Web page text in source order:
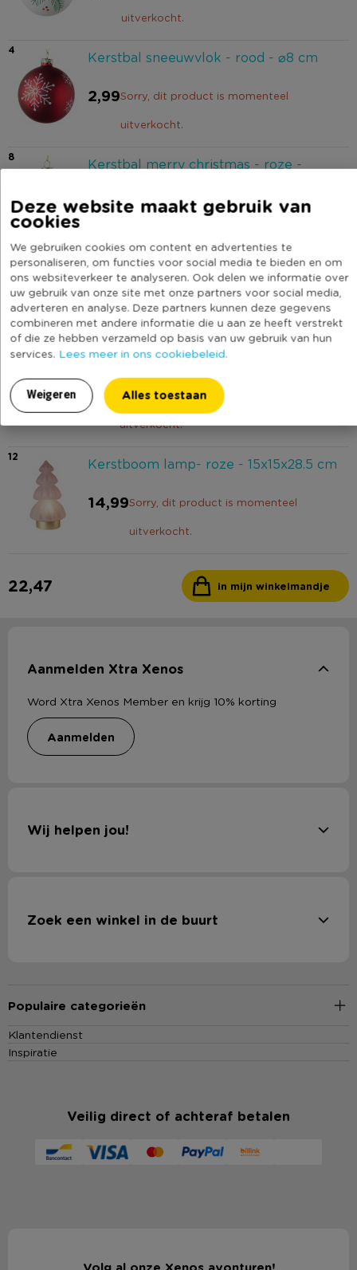
Deze website maakt gebruik van
cookies
We gebruiken cookies om content en advertenties te
personaliseren, om functies voor social media te bieden en om
ons websiteverkeer te analyseren. Ook delen we informatie over
uw gebruik van onze site met onze partners voor social media,
adverteren en analyse. Deze partners kunnen deze gegevens
combineren met andere informatie die u aan ze heeft verstrekt
of die ze hebben verzameld op basis van uw gebruik van hun
services. Lees meer in ons cookiebeleid.
Weigeren Alles toestaan
uitverkocht.
4 Kerstbal sneeuwvlok - rood - ⌀8 cm
2,99Sorry, dit product is momenteel
uitverkocht.
8
Kerstbal merry christmas - roze -
1,00
9 Kerstbal bloem - wit
1,00
10 Kerstboom slinger - rood - 2 meter
1,49 Sorry, dit product is momenteel
uitverkocht.
12 Kerstboom lamp- roze - 15x15x28.5 cm
14,99Sorry, dit product is momenteel
uitverkocht.
22,47 in mijn winkelmandje
Aanmelden Xtra Xenos
Word Xtra Xenos Member en krijg 10% korting
aanmelden
Wij helpen jou!
Zoek een winkel in de buurt
Populaire categorieën
Klantendienst
Inspiratie
Veilig direct of achteraf betalen